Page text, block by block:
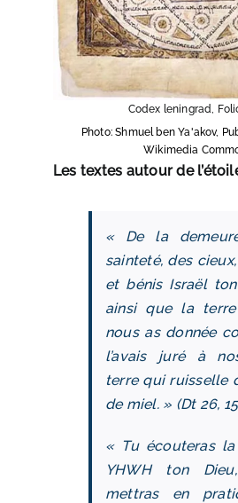
Codex leningrad,
Photo: Shmuel ben Ya'akov,
Wikimedia
Les textes autour de
« De la
sainteté, des
et bénis Israël
ainsi que la
nous as donnée
l’avais juré à
terre qui ruisselle
de miel. » (Dt 26,
« Tu écouteras
YHWH ton
mettras en